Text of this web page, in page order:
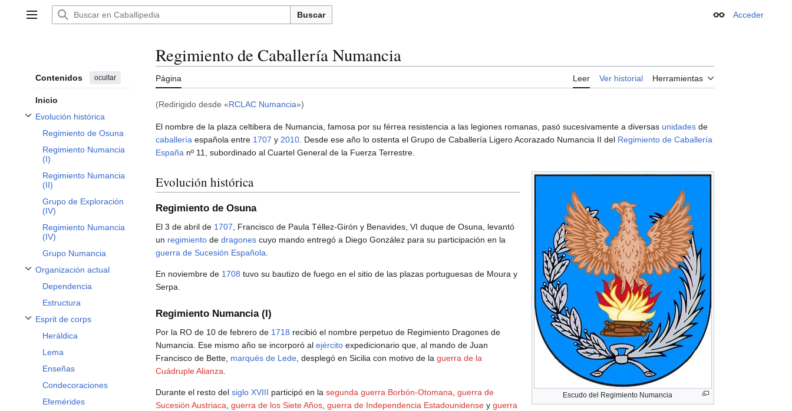
Menú principal Buscar Apariencia
Acceder
Contenidos ocultar
Inicio
Evolución histórica
Alternar subsección Evolución histórica
Regimiento de Osuna
Regimiento Numancia
(I)
Regimiento Numancia
(II)
Grupo de Exploración
(IV)
Regimiento Numancia
(IV)
Grupo Numancia
Organización actual
Alternar subsección Organización actual
Dependencia
Estructura
Esprit de corps
Alternar subsección Esprit de corps
Heráldica
Lema
Enseñas
Condecoraciones
Efemérides
Regimiento de Caballería Numancia
Página Leer Ver historial Herramientas
(Redirigido desde «RCLAC Numancia»)
El nombre de la plaza celtibera de Numancia, famosa por su férrea resistencia a las legiones romanas, pasó sucesivamente a diversas unidades de
caballería española entre 1707 y 2010 . Desde ese año lo ostenta el Grupo de Caballería Ligero Acorazado Numancia II del Regimiento de Caballería
España nº 11, subordinado al Cuartel General de la Fuerza Terrestre.
Escudo del Regimiento Numancia
Evolución histórica
Regimiento de Osuna
El 3 de abril de 1707 , Francisco de Paula Téllez-Girón y Benavides, VI duque de Osuna, levantó
un regimiento de dragones cuyo mando entregó a Diego González para su participación en la
guerra de Sucesión Española
En noviembre de 1708 tuvo su bautizo de fuego en el sitio de las plazas portuguesas de Moura y
Serpa.
Regimiento Numancia (I)
Por la RO de 10 de febrero de 1718 recibió el nombre perpetuo de Regimiento Dragones de
Numancia. Ese mismo año se incorporó al ejército expedicionario que, al mando de Juan
Francisco de Bette, marqués de Lede , desplegó en Sicilia con motivo de la guerra de la
Cuádruple Alianza
Durante el resto del siglo XVIII participó en la segunda guerra Borbón-Otomana guerra de
Sucesión Austriaca guerra de los Siete Años guerra de Independencia Estadounidense y guerra